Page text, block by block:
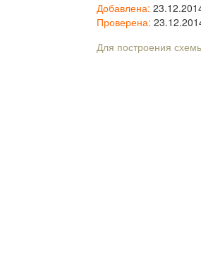
Добавлена:
Проверена:
Для построения